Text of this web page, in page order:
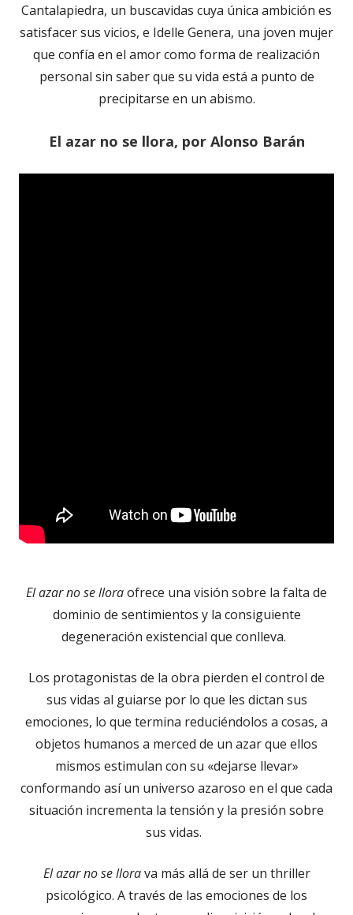
Cantalapiedra, un buscavidas cuya única ambición es
satisfacer sus vicios, e Idelle Genera, una joven mujer
que confía en el amor como forma de realización
personal sin saber que su vida está a punto de
precipitarse en un abismo.
El azar no se llora, por Alonso Barán
El azar no se lloraofrece una visión sobre la falta de
dominio de sentimientos y la consiguiente
degeneración existencial que conlleva.
Los protagonistas de la obra pierden el control de
sus vidas al guiarse por lo que les dictan sus
emociones, lo que termina reduciéndolos a cosas, a
objetos humanos a merced de un azar que ellos
mismos estimulan con su «dejarse llevar»
conformando así un universo azaroso en el que cada
situación incrementa la tensión y la presión sobre
sus vidas.
El azar no se llorava más allá de ser un thriller
psicológico. A través de las emociones de los